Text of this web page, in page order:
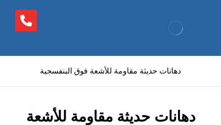
دهانات حديثة مقاومة للأشعة فوق البنفسجية
دهانات حديثة مقاومة للأشعة